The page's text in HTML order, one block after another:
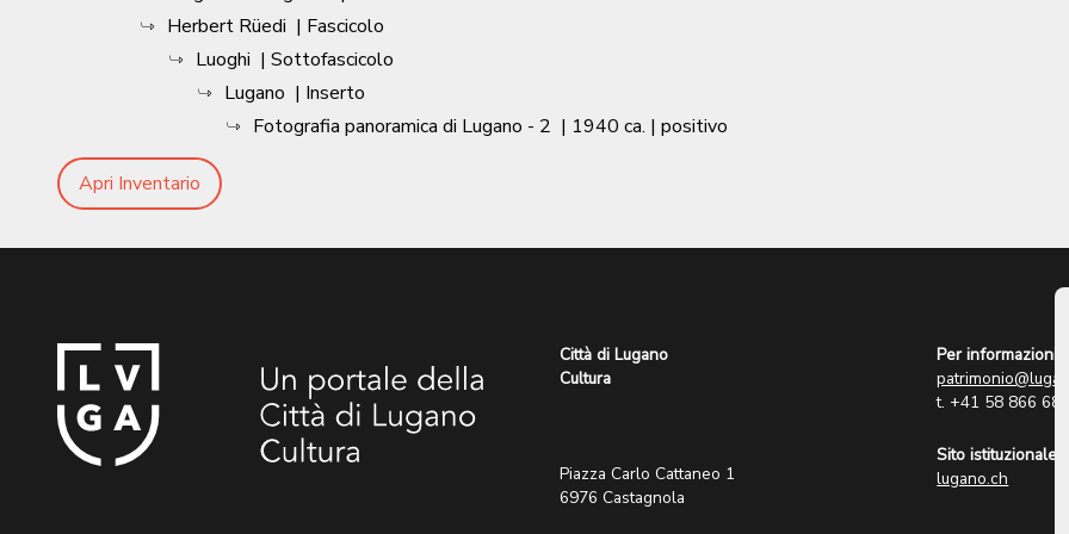
Herbert Rüedi | Fascicolo
Luoghi | Sottofascicolo
Lugano | Inserto
Fotografia panoramica di Lugano - 2 | 1940 ca. | positivo
Apri Inventario
Città di Lugano
Cultura
Piazza Carlo Cattaneo 1
6976 Castagnola
Per informazioni:
t. +41 58 866 68
Sito istituzionale:
lugano.ch